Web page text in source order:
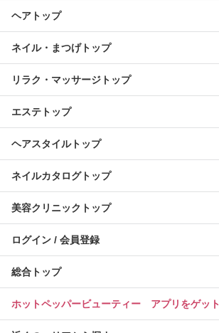
ヘアトップ
ネイル・まつげトップ
リラク・マッサージトップ
エステトップ
ヘアスタイルトップ
ネイルカタログトップ
美容クリニックトップ
ログイン / 会員登録
総合トップ
ホットペッパービューティー アプリをゲット